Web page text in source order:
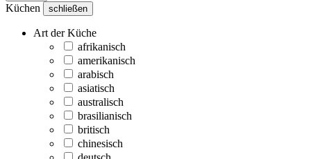
Küchen schließen
Art der Küche
afrikanisch
amerikanisch
arabisch
asiatisch
australisch
brasilianisch
britisch
chinesisch